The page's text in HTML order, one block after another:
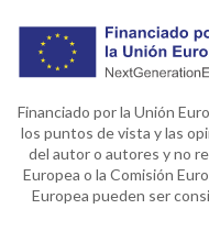
Financiado por la Unión
los puntos de vista y las
del autor o autores y no
Europea o la Comisión
Europea pueden ser